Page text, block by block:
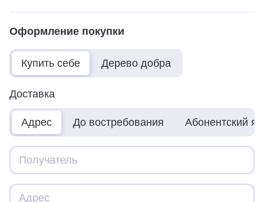
Оформление покупки
Купить себе Дерево добра
Доставка
Адрес До востребования Абонентский